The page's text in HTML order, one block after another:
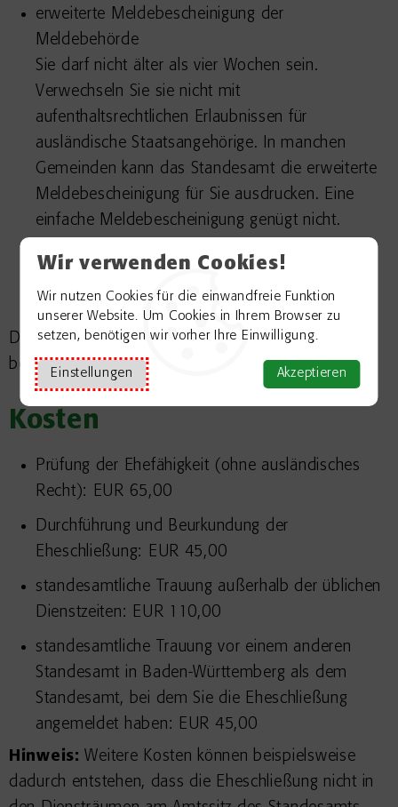
Wir verwenden Cookies!
Wir nutzen Cookies für die einwandfreie Funktion
unserer Website. Um Cookies in Ihrem Browser zu
setzen, benötigen wir vorher Ihre Einwilligung.
Einstellungen Akzeptieren
erweiterte Meldebescheinigung der
Meldebehörde
Sie darf nicht älter als vier Wochen sein.
Verwechseln Sie sie nicht mit
aufenthaltsrechtlichen Erlaubnissen für
ausländische Staatsangehörige. In manchen
Gemeinden kann das Standesamt die erweiterte
Meldebescheinigung für Sie ausdrucken. Eine
einfache Meldebescheinigung genügt nicht.
Geburtsurkunde der Kinder
den Geburtsort des Kindes zuständig ist.
Die zuständige Stelle kann weitere Unterlagen wie
beispielsweise die Einbürgerungsurkunde verlangen.
Kosten
Prüfung der Ehefähigkeit (ohne ausländisches
Recht): EUR 65,00
Durchführung und Beurkundung der
Eheschließung: EUR 45,00
standesamtliche Trauung außerhalb der üblichen
Dienstzeiten: EUR 110,00
standesamtliche Trauung vor einem anderen
Standesamt in Baden-Württemberg als dem
Standesamt, bei dem Sie die Eheschließung
angemeldet haben: EUR 45,00
Hinweis:Weitere Kosten können beispielsweise
dadurch entstehen, dass die Eheschließung nicht in